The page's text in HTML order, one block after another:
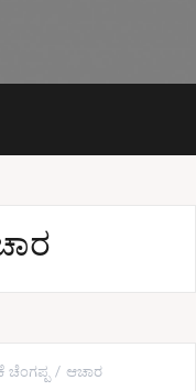
ಚೆಂಗಪ್ಪ ಆಚಾರ